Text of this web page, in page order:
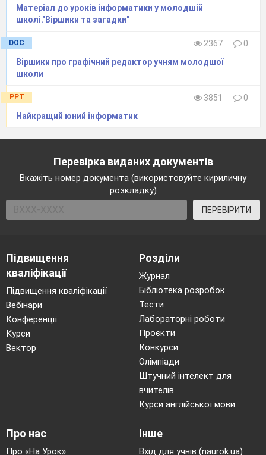
Матеріал до уроків інформатики у молодшій
школі."Віршики та загадки"
DOC 2367
0
Віршики про графічний редактор учням молодшої
школи
PPT 3851
0
Найкращий юний інформатик
Перевірка виданих документів
Вкажіть номер документа (використовуйте кириличну
розкладку)
ПЕРЕВІРИТИ
Підвищення
кваліфікації
Підвищення кваліфікації
Вебінари
Конференції
Курси
Вектор
Розділи
Журнал
Бібліотека розробок
Тести
Лабораторні роботи
Проєкти
Конкурси
Олімпіади
Штучний інтелект для
вчителів
Курси англійської мови
Про нас
Про «На Урок»
Інше
Вхід для учнів (naurok.ua)